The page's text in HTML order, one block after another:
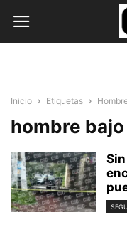
Inicio Etiquetas
hombre